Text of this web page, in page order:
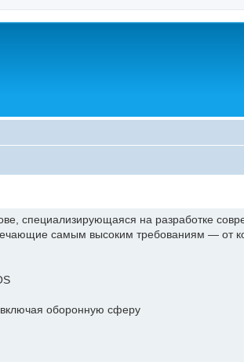
специализирующаяся на разработке
самым высоким требованиям — от
оборонную сферу